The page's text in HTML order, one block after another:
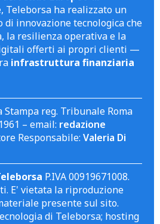
, Teleborsa ha realizzato un
innovazione tecnologica che
la resilienza operativa e la
offerti ai propri clienti —
infrastruttura finanziaria
Stampa reg. Tribunale Roma
– email: redazione
Responsabile: Valeria Di
P.IVA 00919671008.
E' vietata la riproduzione
presente sul sito.
di Teleborsa; hosting